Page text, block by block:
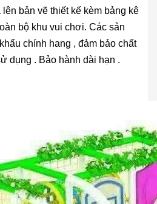
bản vẽ thiết kế kèm bảng kê
bộ khu vui chơi. Các sản
chính hang , đảm bảo chất
dụng . Bảo hành dài hạn .